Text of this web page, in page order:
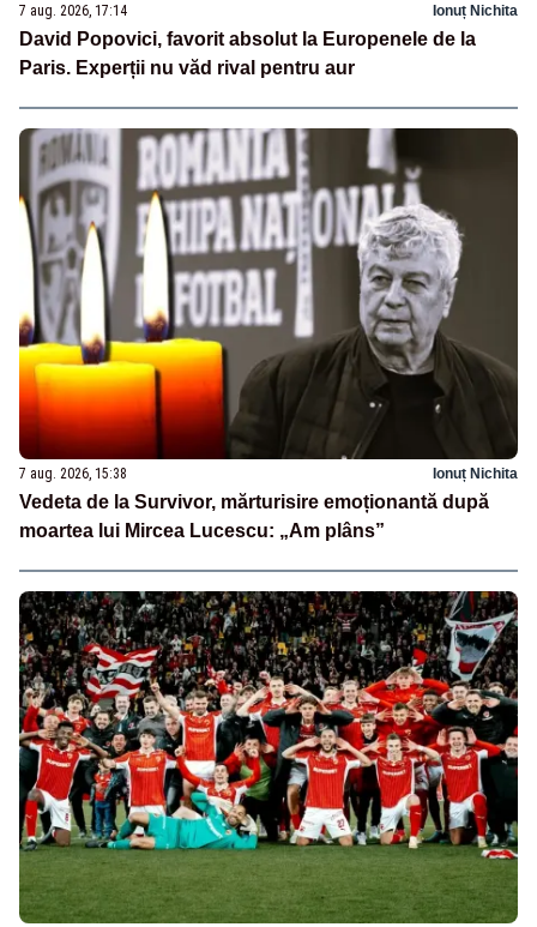
7 aug. 2026, 17:14 Ionuț Nichita
David Popovici, favorit absolut la Europenele de la
Paris. Experții nu văd rival pentru aur
7 aug. 2026, 15:38 Ionuț Nichita
Vedeta de la Survivor, mărturisire emoționantă după
moartea lui Mircea Lucescu: „Am plâns”